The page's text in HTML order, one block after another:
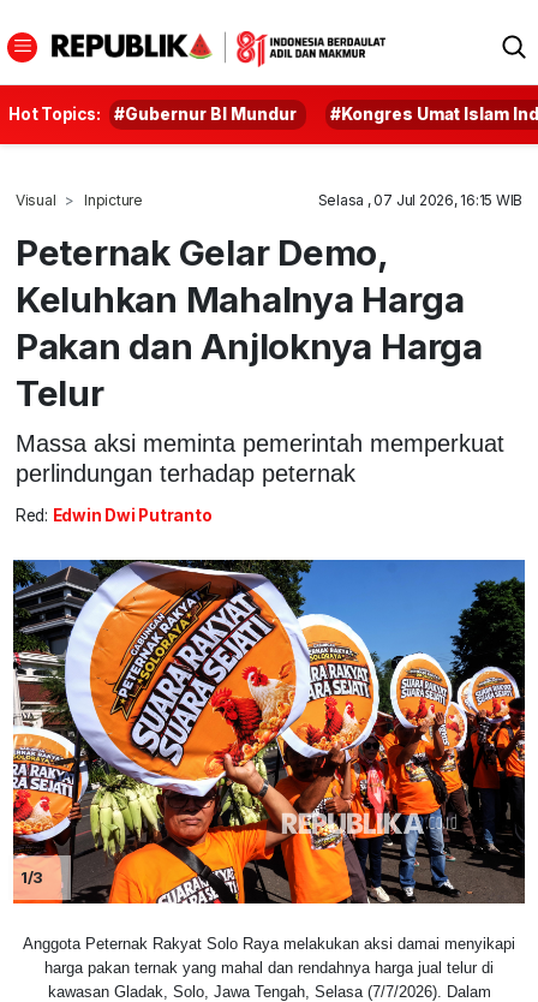
Hot Topics: #Gubernur BI Mundur #Kongres Umat Islam
Visual Inpicture Selasa , 07 Jul 2026, 16:15 WIB
Peternak Gelar Demo,
Keluhkan Mahalnya Harga
Pakan dan Anjloknya Harga
Telur
Massa aksi meminta pemerintah memperkuat
perlindungan terhadap peternak
Red: Edwin Dwi Putranto
1/3
Anggota Peternak Rakyat Solo Raya melakukan aksi damai menyikapi
harga pakan ternak yang mahal dan rendahnya harga jual telur di
kawasan Gladak, Solo, Jawa Tengah, Selasa (7/7/2026). Dalam